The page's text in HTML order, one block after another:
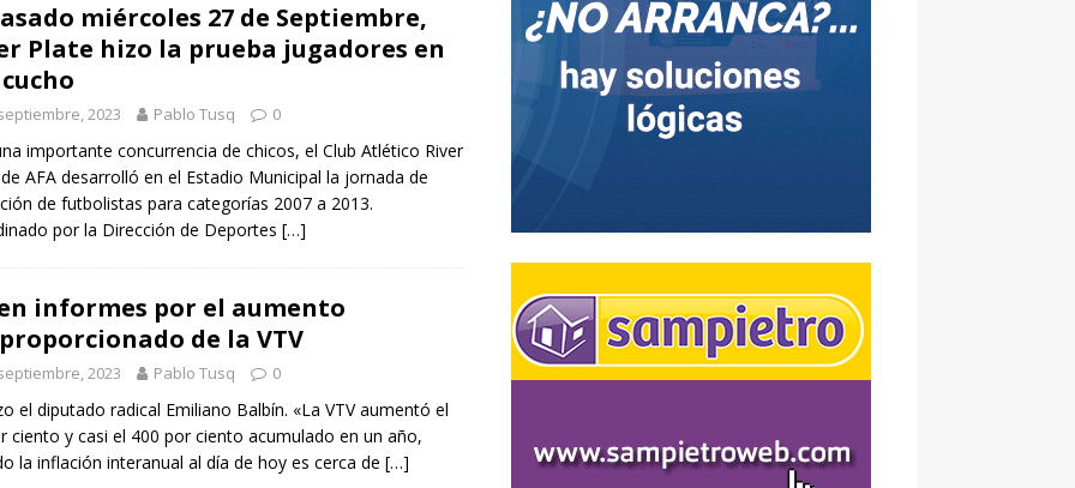
en De La Canal el programa «Tranqueras Seguras» para
emergencias
CAMPO
los nuevos nombres de usuario pueden abrir paso a
COMERCIALES
miércoles 27 de Septiembre,
Plate hizo la prueba jugadores en
2023 Pablo Tusq 0
importante concurrencia de chicos, el Club Atlético River
AFA desarrolló en el Estadio Municipal la jornada de
de futbolistas para categorías 2007 a 2013.
por la Dirección de Deportes […]
informes por el aumento
de la VTV
2023 Pablo Tusq 0
el diputado radical Emiliano Balbín. «La VTV aumentó el
ciento y casi el 400 por ciento acumulado en un año,
la inflación interanual al día de hoy es cerca de […]